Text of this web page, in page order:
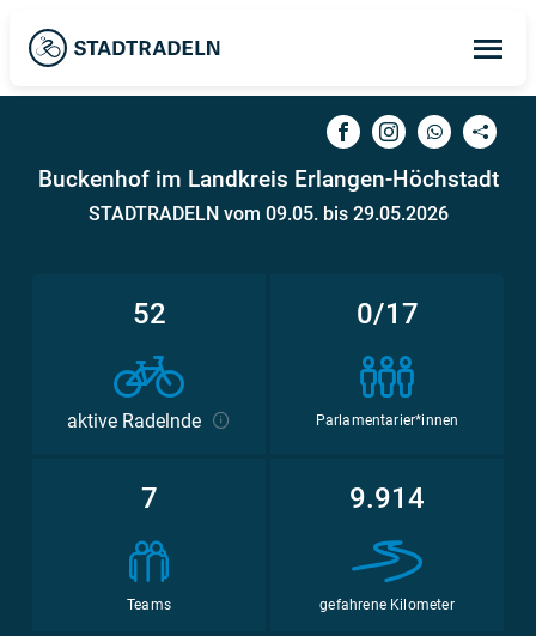
Buckenhof im Landkreis Erlangen-Höchstadt
STADTRADELN vom 09.05. bis 29.05.2026
52
aktive Radelnde
0/17
Parlamentarier*innen
7
Teams
9.914
gefahrene Kilometer